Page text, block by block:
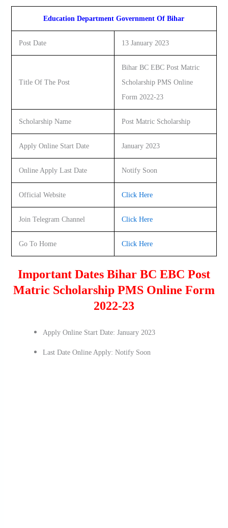
Education Department Government Of Bihar
Post Date 13 January 2023
Title Of The Post
Bihar BC EBC Post Matric
Scholarship PMS Online
Form 2022-23
Scholarship Name Post Matric Scholarship
Apply Online Start Date January 2023
Online Apply Last Date Notify Soon
Official Website Click Here
Join Telegram Channel Click Here
Go To Home Click Here
Important Dates Bihar BC EBC Post
Matric Scholarship PMS Online Form
2022-23
Apply Online Start Date: January 2023
Last Date Online Apply: Notify Soon